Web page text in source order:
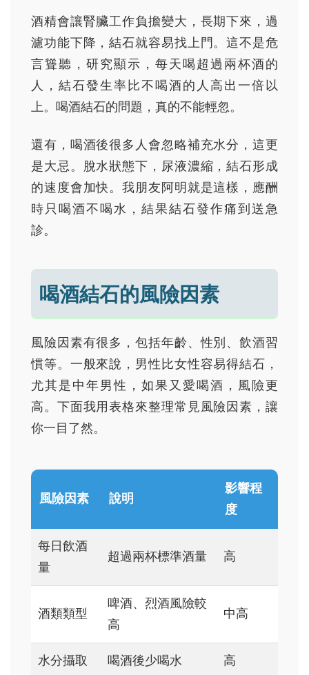
酒精會讓腎臟工作負擔變大，長期下來，過
濾功能下降，結石就容易找上門。這不是危
言聳聽，研究顯示，每天喝超過兩杯酒的
人，結石發生率比不喝酒的人高出一倍以
上。喝酒結石的問題，真的不能輕忽。
還有，喝酒後很多人會忽略補充水分，這更
是大忌。脫水狀態下，尿液濃縮，結石形成
的速度會加快。我朋友阿明就是這樣，應酬
時只喝酒不喝水，結果結石發作痛到送急
診。
喝酒結石的風險因素
風險因素有很多，包括年齡、性別、飲酒習
慣等。一般來說，男性比女性容易得結石，
尤其是中年男性，如果又愛喝酒，風險更
高。下面我用表格來整理常見風險因素，讓
你一目了然。
風險因素 說明
影響程
度
每日飲酒
量
超過兩杯標準酒量 高
酒類類型
啤酒、烈酒風險較
高
中高
水分攝取 喝酒後少喝水 高